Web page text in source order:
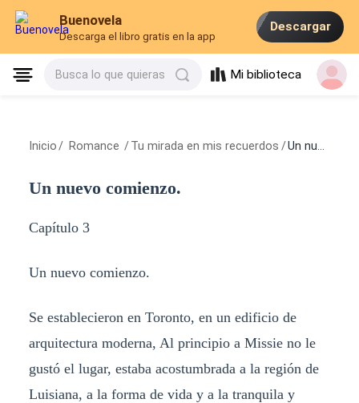
Buenovela
Descarga el libro gratis en la app
Descargar
Busca lo que quieras Mi biblioteca
Inicio / Romance /Tu mirada en mis recuerdos /Un nuevo comienzo.
Un nuevo comienzo.
Capítulo 3
Un nuevo comienzo.
Se establecieron en Toronto, en un edificio de
arquitectura moderna, Al principio a Missie no le
gustó el lugar, estaba acostumbrada a la región de
Luisiana, a la forma de vida y a la tranquila y